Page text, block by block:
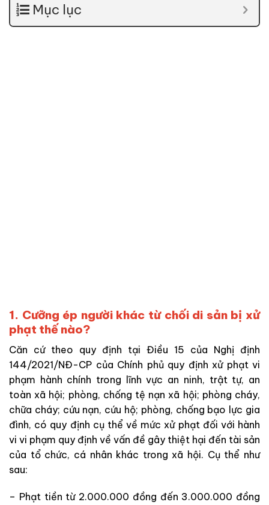
Mục lục
1. Cưỡng ép người khác từ chối di sản bị xử
phạt thế nào?
Căn cứ theo quy định tại Điều 15 của Nghị định
144/2021/NĐ-CP của Chính phủ quy định xử phạt vi
phạm hành chính trong lĩnh vực an ninh, trật tự, an
toàn xã hội; phòng, chống tệ nạn xã hội; phòng cháy,
chữa cháy; cứu nạn, cứu hộ; phòng, chống bạo lực gia
đình, có quy định cụ thể về mức xử phạt đối với hành
vi vi phạm quy định về vấn đề gây thiệt hại đến tài sản
của tổ chức, cá nhân khác trong xã hội. Cụ thể như
sau:
– Phạt tiền từ 2.000.000 đồng đến 3.000.000 đồng